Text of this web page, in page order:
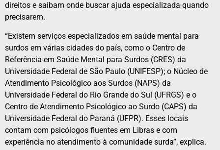
direitos e saibam onde buscar ajuda especializada quando
precisarem.
“Existem serviços especializados em saúde mental para
surdos em várias cidades do país, como o Centro de
Referência em Saúde Mental para Surdos (CRES) da
Universidade Federal de São Paulo (UNIFESP); o Núcleo de
Atendimento Psicológico aos Surdos (NAPS) da
Universidade Federal do Rio Grande do Sul (UFRGS) e o
Centro de Atendimento Psicológico ao Surdo (CAPS) da
Universidade Federal do Paraná (UFPR). Esses locais
contam com psicólogos fluentes em Libras e com
experiência no atendimento à comunidade surda”, explica.